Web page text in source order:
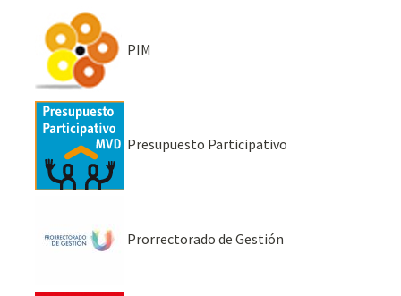
PIM
Presupuesto Participativo
Prorrectorado de Gestión